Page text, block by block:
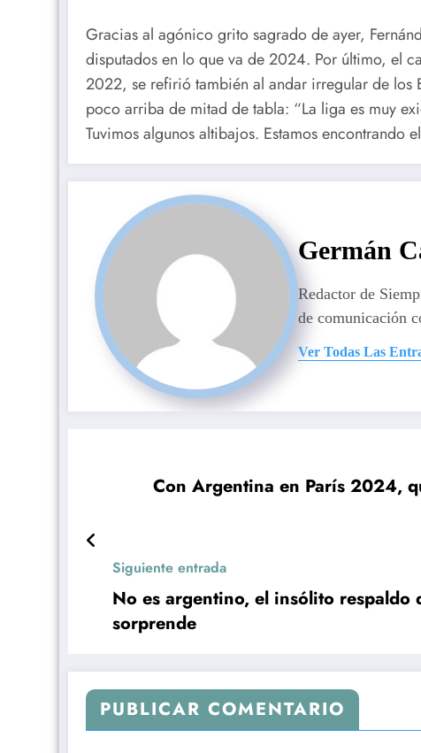
Gracias al agónico grito sagrado de ayer,
disputados en lo que va de 2024. Por último, el
2022, se refirió también al andar irregular de los
poco arriba de mitad de tabla: “La liga es muy
Tuvimos algunos altibajos. Estamos encontrando
Germán
Redactor de
de comunicación
Ver Todas Las
Con Argentina en París 2024,
Siguiente entrada
No es argentino, el insólito
sorprende
PUBLICAR COMENTARIO